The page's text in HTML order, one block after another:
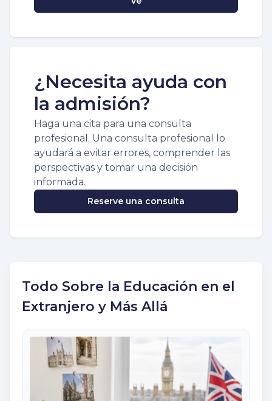
¿Necesita ayuda con
la admisión?
Haga una cita para una consulta
profesional. Una consulta profesional lo
ayudará a evitar errores, comprender las
perspectivas y tomar una decisión
informada.
Reserve una consulta
Todo Sobre la Educación en el
Extranjero y Más Allá